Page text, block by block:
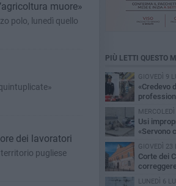
muore»
polo, lunedì quello
dei lavoratori
pugliese
PIÙ LETTI QUESTO
GIOVEDÌ 9
«Credevo
Usi
«Servono
GIOVEDÌ 23
Corte dei
2022-2024
LUNEDÌ 6